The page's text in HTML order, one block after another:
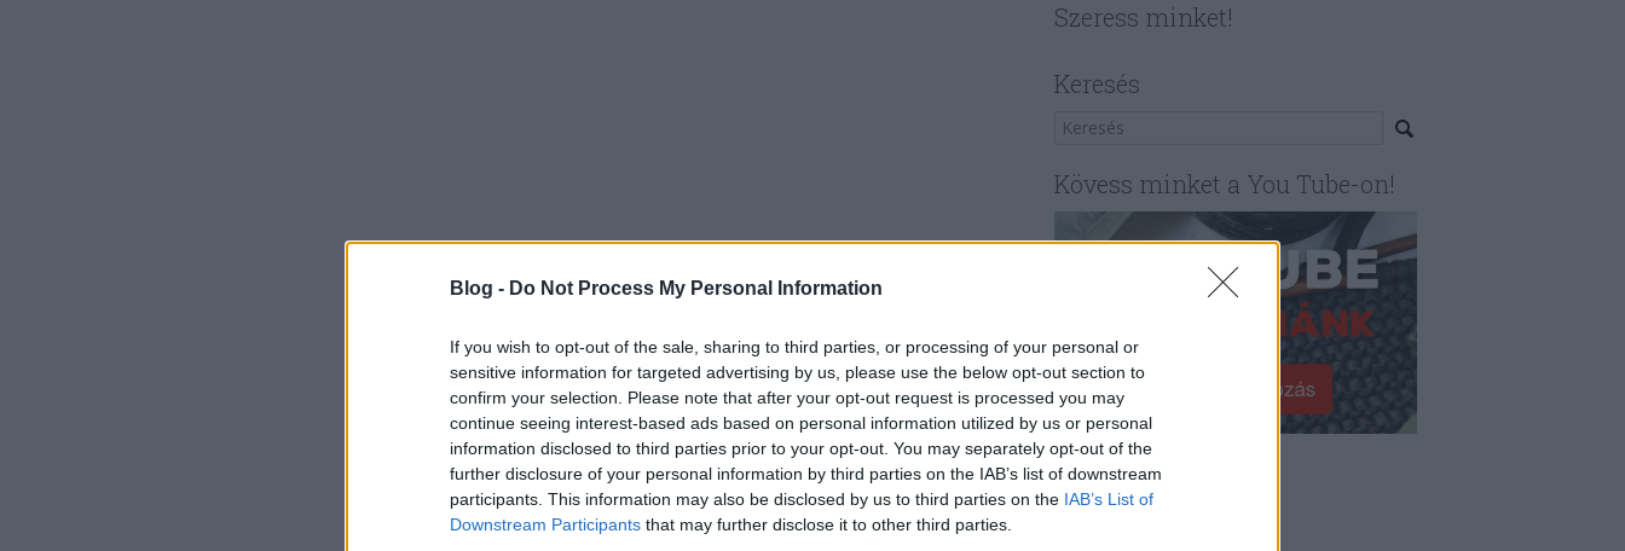
Blog - Do Not Process My Personal Information
If you wish to opt-out of the sale, sharing to third parties, or processing of your personal or
sensitive information for targeted advertising by us, please use the below opt-out section to
confirm your selection. Please note that after your opt-out request is processed you may
continue seeing interest-based ads based on personal information utilized by us or personal
information disclosed to third parties prior to your opt-out. You may separately opt-out of the
further disclosure of your personal information by third parties on the IAB’s list of downstream
participants. This information may also be disclosed by us to third parties on the IAB’s List of
Downstream Participants that may further disclose it to other third parties.
Szeress minket!
Keresés
Kövess minket a You Tube-on!
Kategóriák